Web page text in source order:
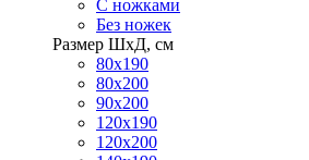
С ножками
Без ножек
Размер ШхД, см
80х190
80х200
90х200
120х190
120х200